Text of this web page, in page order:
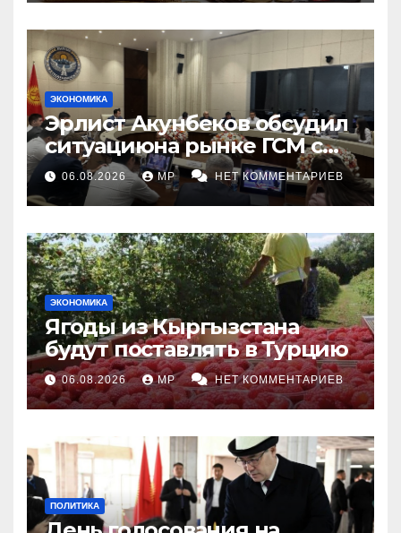
ЭКОНОМИКА
Эрлист Акунбеков обсудил
ситуациюна рынке ГСМ с
топливными компаниями
06.08.2026 MP НЕТ КОММЕНТАРИЕВ
ЭКОНОМИКА
Ягоды из Кыргызстана
будут поставлять в Турцию
06.08.2026 MP НЕТ КОММЕНТАРИЕВ
ПОЛИТИКА